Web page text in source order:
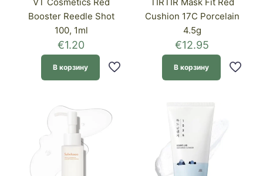
Booster Reedle Shot
100, 1ml
€1.20
В корзину
Cushion 17C Porcelain
4.5g
€12.95
В корзину